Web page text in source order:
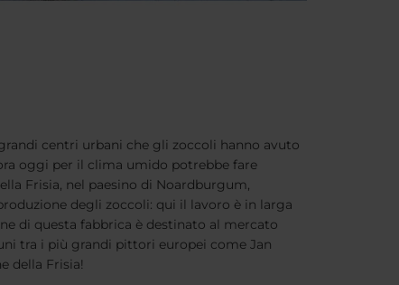
centri urbani che gli zoccoli hanno avuto
oggi per il clima umido potrebbe fare
Frisia, nel paesino di Noardburgum,
degli zoccoli: qui il lavoro è in larga
di questa fabbrica è destinato al mercato
tra i più grandi pittori europei come Jan
della Frisia!